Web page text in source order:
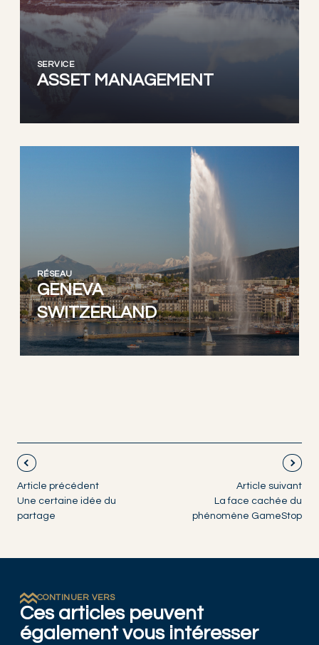
SERVICE
ASSET MANAGEMENT
RÉSEAU
GENEVA
SWITZERLAND
Article précédent
Une certaine idée du
partage
Article suivant
La face cachée du
phénomène GameStop
CONTINUER VERS
Ces articles peuvent
également vous intéresser